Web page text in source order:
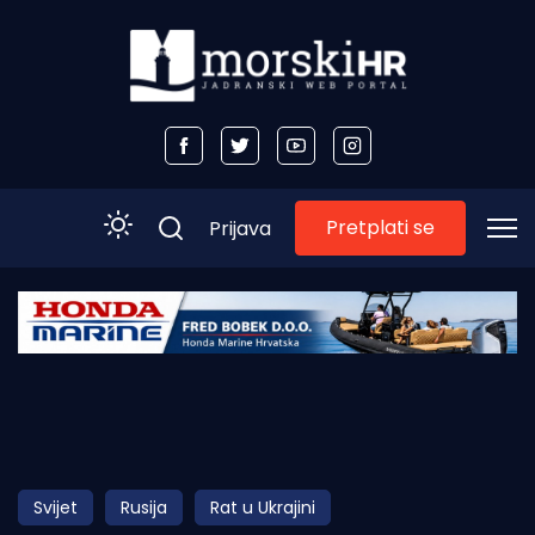
Početna
Obala
Prijava Pretplati se
Svijet Rusija Rat u Ukrajini